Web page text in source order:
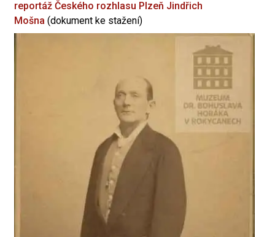
reportáž Českého rozhlasu Plzeň Jindřich
Mošna (dokument ke stažení)